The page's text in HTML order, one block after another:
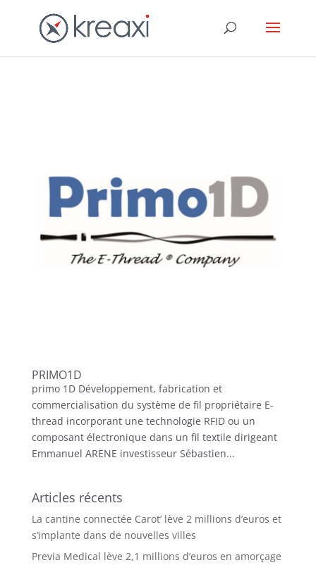
PRIMO1D
primo 1D Développement, fabrication et
commercialisation du système de fil propriétaire E-
thread incorporant une technologie RFID ou un
composant électronique dans un fil textile dirigeant
Emmanuel ARENE investisseur Sébastien...
Articles récents
La cantine connectée Carot’ lève 2 millions d’euros et
s’implante dans de nouvelles villes
Previa Medical lève 2,1 millions d’euros en amorçage